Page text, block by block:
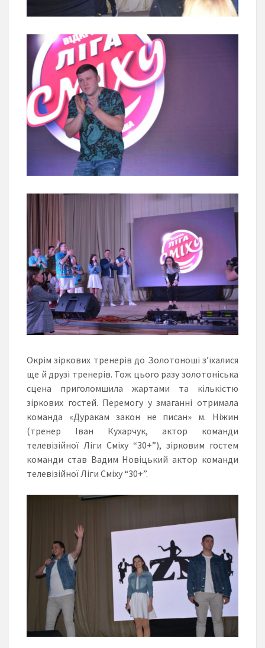
Окрім зіркових тренерів до Золотоноші з’їхалися
ще й друзі тренерів. Тож цього разу золотоніська
сцена приголомшила жартами та кількістю
зіркових гостей. Перемогу у змаганні отримала
команда «Дуракам закон не писан» м. Ніжин
(тренер Іван Кухарчук, актор команди
телевізійної Ліги Сміху “30+”), зірковим гостем
команди став Вадим Новіцький актор команди
телевізійної Ліги Сміху “30+”.